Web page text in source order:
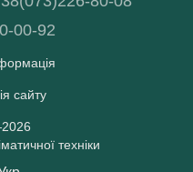
00-92
сайту
техніки